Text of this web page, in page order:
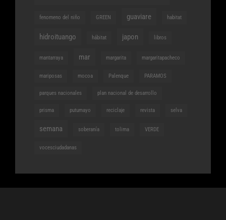
fenomeno del niño GREEN guaviare habitat
hidroituango hábitat japon libros
mantarraya mar margarita margaritapacheco
mariposas mocoa Palenque PARAMOS
parques nacionales plan nacional de desarrollo
prisma putumayo reciclaje revista selva
semana soberanía tolima VERDE
vocesciudadanas